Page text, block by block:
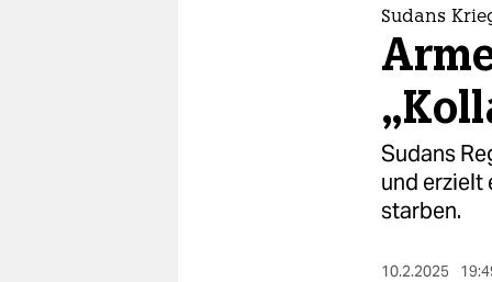
Sudans
Sudans
und erzielt
starben.
10.2.2025